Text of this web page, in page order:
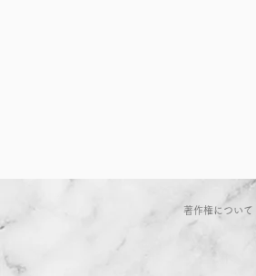
著作権について